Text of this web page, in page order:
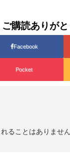
ご購読ありが
Facebook
Pocket
ることはありません